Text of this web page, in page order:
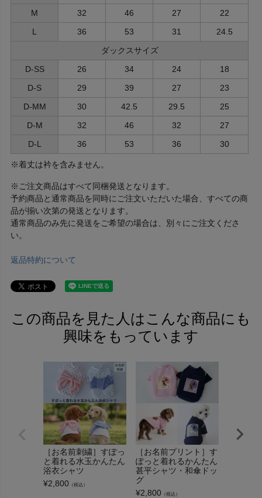
M
32 46 27
22
L
36 53 31
24.5
ダックスサイズ
D-SS
26 34 24
18
D-S
29 39 27
23
D-MM
30 42.5 29.5
25
D-M
32 46 32
27
D-L
36 53 36 30
※着丈は衿を含みません。
※ご注文商品はすべて同梱発送となります。
予約商品と通常商品を同時にご注文いただいた場合、すべての商
品が揃い次第の発送となります。
通常商品のみ先に発送をご希望の場合は、別々にご注文くださ
い。
返品特約について
この商品を見た人はこんな商品にも
興味をもっています
［お名前刺繍］すぽっ
と着れる水玉かんたん
浴衣シャツ
¥2,800 （税込）
［お名前プリント］す
ぽっと着れるかんたん
甚平シャツ・和傘ドッ
グ
¥2,800 （税込）